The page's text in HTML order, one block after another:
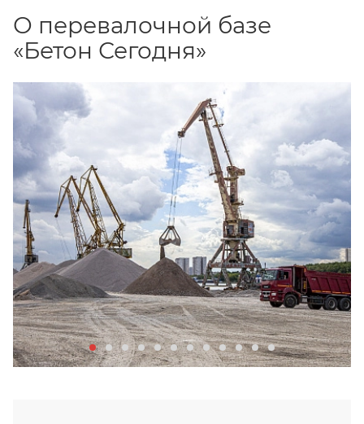
О перевалочной базе
«Бетон Сегодня»